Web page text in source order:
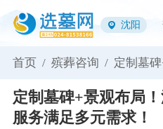
沈阳
首页 / 殡葬咨询 / 定制墓
定制墓碑+景观布局
服务满足多元需求！